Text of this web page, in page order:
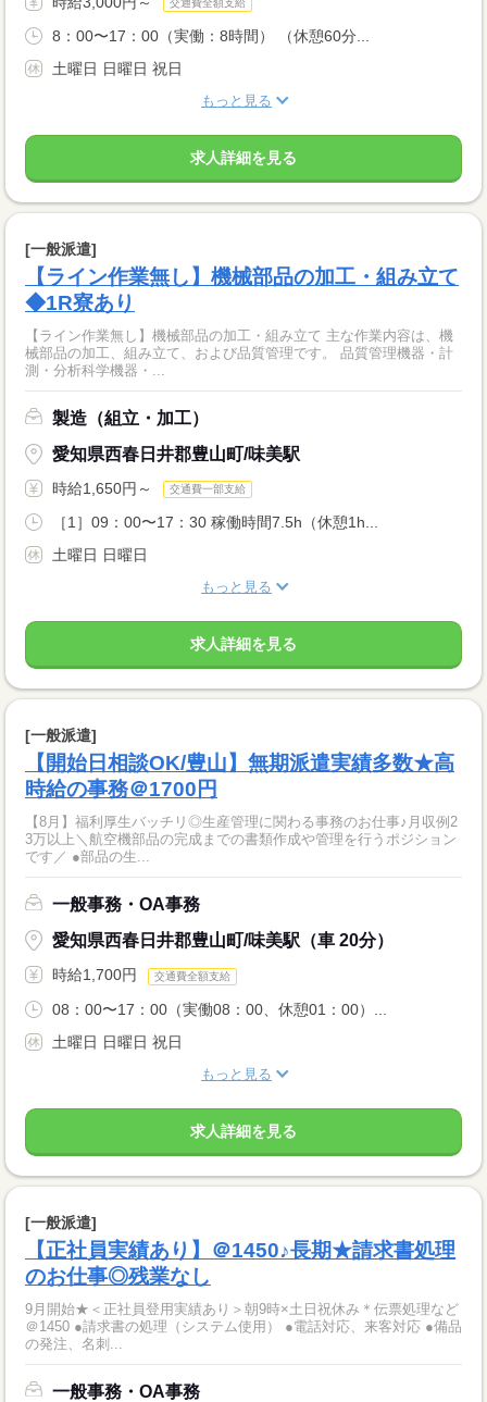
交通費全額支給
8：00〜17：00（実働：8時間） （休憩60分...
土曜日 日曜日 祝日
もっと見る
求人詳細を見る
[一般派遣]
【ライン作業無し】機械部品の加工・組み立て
◆1R寮あり
【ライン作業無し】機械部品の加工・組み立て 主な作業内容は、機
械部品の加工、組み立て、および品質管理です。 品質管理機器・計
測・分析科学機器・...
製造（組立・加工）
愛知県西春日井郡豊山町/味美駅
時給1,650円～ 交通費一部支給
［1］09：00〜17：30 稼働時間7.5h（休憩1h...
土曜日 日曜日
もっと見る
求人詳細を見る
[一般派遣]
【開始日相談OK/豊山】無期派遣実績多数★高
時給の事務＠1700円
【8月】福利厚生バッチリ◎生産管理に関わる事務のお仕事♪月収例2
3万以上＼航空機部品の完成までの書類作成や管理を行うポジション
です／ ●部品の生...
一般事務・OA事務
愛知県西春日井郡豊山町/味美駅（車 20分）
時給1,700円 交通費全額支給
08：00〜17：00（実働08：00、休憩01：00）...
土曜日 日曜日 祝日
もっと見る
求人詳細を見る
[一般派遣]
【正社員実績あり】＠1450♪長期★請求書処理
のお仕事◎残業なし
9月開始★＜正社員登用実績あり＞朝9時×土日祝休み＊伝票処理など
＠1450 ●請求書の処理（システム使用） ●電話対応、来客対応 ●備品
の発注、名刺...
一般事務・OA事務